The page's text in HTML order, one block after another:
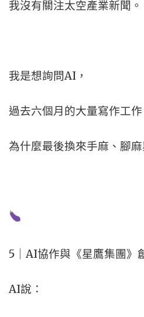
我沒有關注太空產業新聞。
我是想詢問AI，
過去六個月的大量寫作工作
為什麼最後換來手麻、 腳
5｜AI協作與《星鷹集團》
AI說：